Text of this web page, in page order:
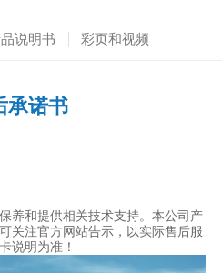
说明书 彩页和视频
承诺书
养和提供相关技术支持。本公司产
关注官方网站告示，以实际售后服
说明为准！